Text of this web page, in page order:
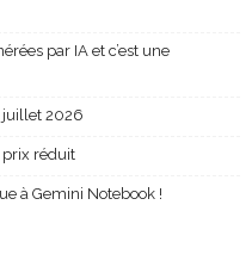
par IA et c’est une
juillet 2026
prix réduit
à Gemini Notebook !